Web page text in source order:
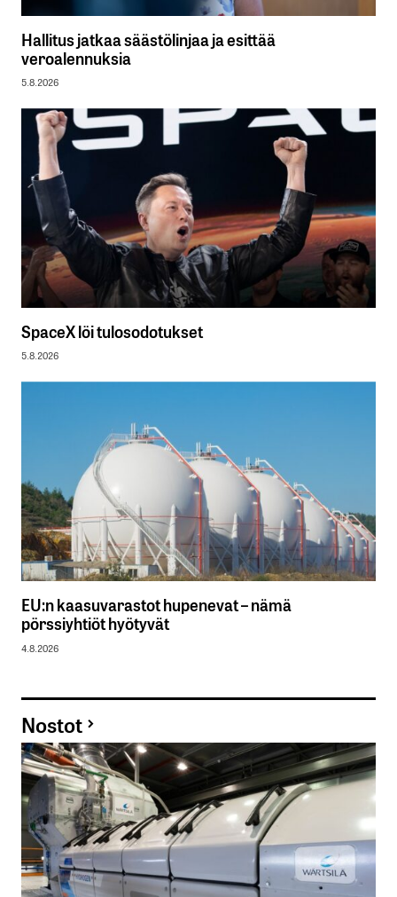
Hallitus jatkaa säästölinjaa ja esittää
veroalennuksia
5.8.2026
SpaceX löi tulosodotukset
5.8.2026
EU:n kaasuvarastot hupenevat – nämä
pörssiyhtiöt hyötyvät
4.8.2026
Nostot